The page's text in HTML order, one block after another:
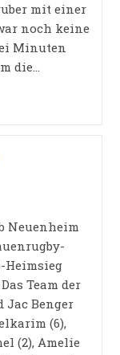
mit einer
noch keine
Minuten
die…
Neuenheim
Heimsieg
Team der
Benger
(6),
(2), Amelie